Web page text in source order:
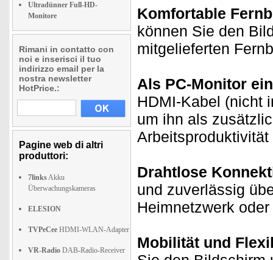
Ultradünner Full-HD-
Monitore
Rimani in contatto con
noi e inserisci il tuo
indirizzo email per la
nostra newsletter
HotPrice.:
Pagine web di altri
produttori:
7linksAkku
Überwachungskameras
ELESION
TVPeCee HDMI-WLAN-Adapter
VR-Radio DAB-Radio-Receiver
Komfortable
können Sie den
mitgelieferten
Als PC-Monitor
HDMI-Kabel (nicht
um ihn als
Drahtlose
und zuverlässig
Heimnetzwerk
Mobilität und